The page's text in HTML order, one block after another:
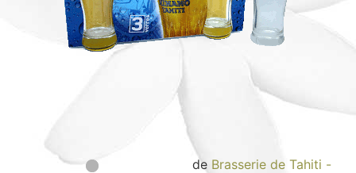
Soins et beauté (78)
Hinano (41)
Epicerie fine (72)
Sacs, Bijoux et Accessoires (33)
de Brasserie de Tahiti -